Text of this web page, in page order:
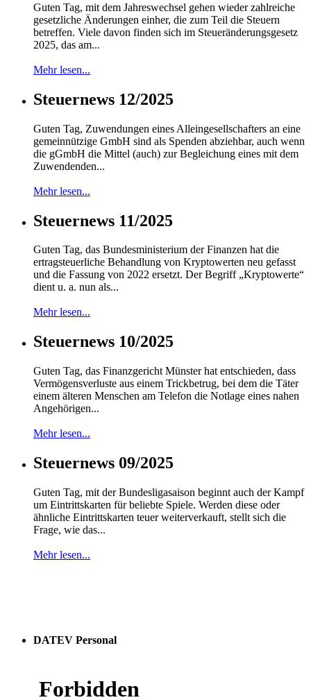
Guten Tag, mit dem Jahreswechsel gehen wieder zahlreiche
gesetzliche Änderungen einher, die zum Teil die Steuern
betreffen. Viele davon finden sich im Steueränderungsgesetz
2025, das am...
Mehr lesen...
Steuernews 12/2025
Guten Tag, Zuwendungen eines Alleingesellschafters an eine
gemeinnützige GmbH sind als Spenden abziehbar, auch wenn
die gGmbH die Mittel (auch) zur Begleichung eines mit dem
Zuwendenden...
Mehr lesen...
Steuernews 11/2025
Guten Tag, das Bundesministerium der Finanzen hat die
ertragsteuerliche Behandlung von Kryptowerten neu gefasst
und die Fassung von 2022 ersetzt. Der Begriff „Kryptowerte“
dient u. a. nun als...
Mehr lesen...
Steuernews 10/2025
Guten Tag, das Finanzgericht Münster hat entschieden, dass
Vermögensverluste aus einem Trickbetrug, bei dem die Täter
einem älteren Menschen am Telefon die Notlage eines nahen
Angehörigen...
Mehr lesen...
Steuernews 09/2025
Guten Tag, mit der Bundesligasaison beginnt auch der Kampf
um Eintrittskarten für beliebte Spiele. Werden diese oder
ähnliche Eintrittskarten teuer weiterverkauft, stellt sich die
Frage, wie das...
Mehr lesen...
DATEV Personal